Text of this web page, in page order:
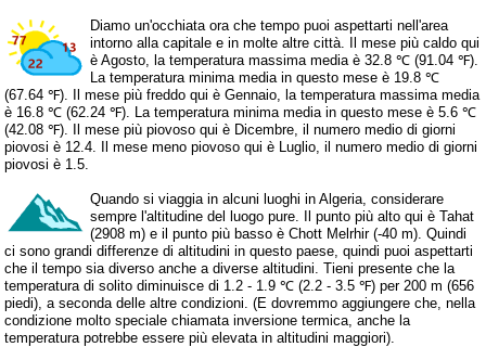
Diamo un'occhiata ora che tempo puoi aspettarti nell'area
intorno alla capitale e in molte altre città. Il mese più caldo qui
è Agosto, la temperatura massima media è 32.8 ℃ (91.04 ℉).
La temperatura minima media in questo mese è 19.8 ℃
(67.64 ℉). Il mese più freddo qui è Gennaio, la temperatura massima media
è 16.8 ℃ (62.24 ℉). La temperatura minima media in questo mese è 5.6 ℃
(42.08 ℉). Il mese più piovoso qui è Dicembre, il numero medio di giorni
piovosi è 12.4. Il mese meno piovoso qui è Luglio, il numero medio di giorni
piovosi è 1.5.
Quando si viaggia in alcuni luoghi in Algeria, considerare
sempre l'altitudine del luogo pure. Il punto più alto qui è Tahat
(2908 m) e il punto più basso è Chott Melrhir (-40 m). Quindi
ci sono grandi differenze di altitudini in questo paese, quindi puoi aspettarti
che il tempo sia diverso anche a diverse altitudini. Tieni presente che la
temperatura di solito diminuisce di 1.2 - 1.9 ℃ (2.2 - 3.5 ℉) per 200 m (656
piedi), a seconda delle altre condizioni. (E dovremmo aggiungere che, nella
condizione molto speciale chiamata inversione termica, anche la
temperatura potrebbe essere più elevata in altitudini maggiori).